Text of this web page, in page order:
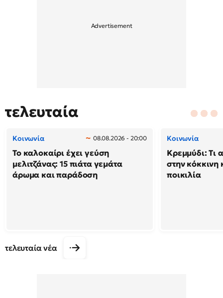
τελευταία
Κοινωνία 08.08.2026 - 20:00
Το καλοκαίρι έχει γεύση
μελιτζάνας: 15 πιάτα γεμάτα
άρωμα και παράδοση
Κοινωνία
Κρεμμύδι: Τι
στην κόκκινη
ποικιλία
τελευταία νέα